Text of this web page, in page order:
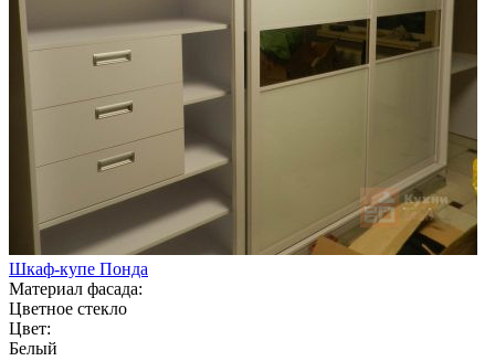
Шкаф-купе Понда
Материал фасада:
Цветное стекло
Цвет:
Белый